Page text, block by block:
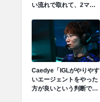
い流れで取れて、2マッ
なくて、3マップ目はや
っぱりすごい疲れが出た
なという印象」
Caedye「IGLがやりやす
いエージェントをやった
方が良いという判断で、